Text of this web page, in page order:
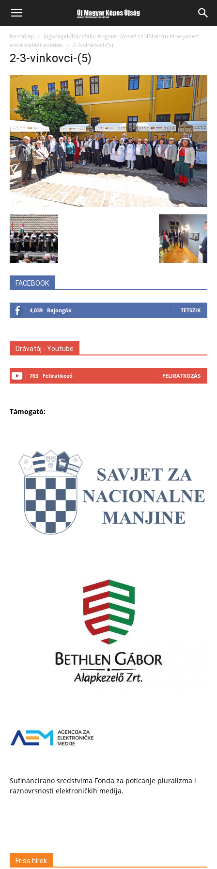
Kezdőlap
Jagodnjak/Kácsfalu: Angster József szülőházán elhelyezett
emléktáblát avattak
2-3-vinkovci-(5)
2-3-vinkovci-(5)
FACEBOOK
4,039 Rajongók TETSZIK
Drávatáj - Youtube
763 Feliratkozó FELIRATKOZÁS
Támogató:
Sufinancirano sredstvima Fonda za poticanje pluralizma i
raznovrsnosti elektroničkih medija.
Friss hírek